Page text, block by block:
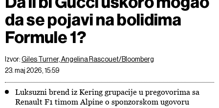
da se pojavi na bolidima
Formule 1?
Izvor:Giles Turner, Angelina Rascouet/Bloomberg
23. maj 2026, 15:59
Luksuzni brend iz Kering grupacije u pregovorima sa
Renault F1 timom Alpine o sponzorskom ugovoru